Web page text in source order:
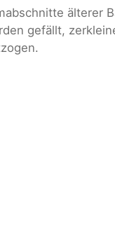
älterer
gefällt,